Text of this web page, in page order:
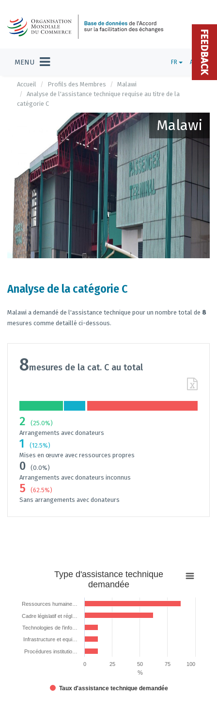
MENU FR ADMIN
Accueil Profils des Membres
Malawi
Analyse de l'assistance technique requise au titre de la
catégorie C
Malawi
Analyse de la catégorie C
Malawi a demandé de l'assistance technique pour un nombre total de 8
mesures comme detaillé ci-dessous.
8mesures de la cat. C au total
2
(25.0%)
Arrangements avec donateurs
1
(12.5%)
Mises en œuvre avec ressources propres
0
(0.0%)
Arrangements avec donateurs inconnus
5
(62.5%)
Sans arrangements avec donateurs
demandée
Bar chart with 5 bars.
The chart has 1 X axis displaying categories.
The chart has 1 Y axis displaying %. Data ranges from 12.5 to 87.5.
%
Type d'assistance technique
demandée
Taux d'assistance technique demandée
Ressources humaine…
Cadre législatif et régl…
Technologies de l’info…
Infrastructure et equi…
Procédures institutio…
0 100
25 50 75
FEEDBACK